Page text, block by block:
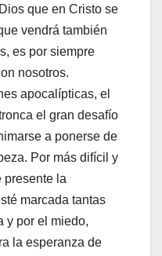
que en Cristo se
vendrá también
es por siempre
nosotros.
apocalípticas, el
el gran desafío
a ponerse de
Por más difícil y
presente la
marcada tantas
y por el miedo,
la esperanza de